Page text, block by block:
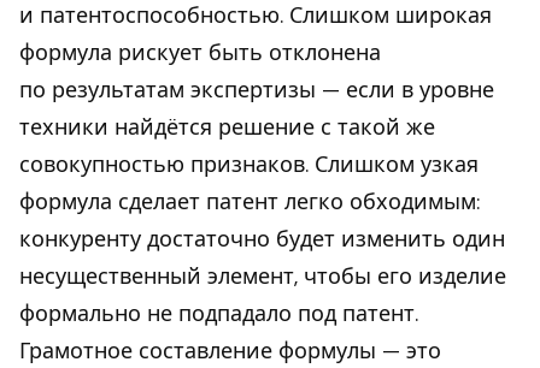
и патентоспособностью. Слишком широкая
формула рискует быть отклонена
по результатам экспертизы — если в уровне
техники найдётся решение с такой же
совокупностью признаков. Слишком узкая
формула сделает патент легко обходимым:
конкуренту достаточно будет изменить один
несущественный элемент, чтобы его изделие
формально не подпадало под патент.
Грамотное составление формулы — это